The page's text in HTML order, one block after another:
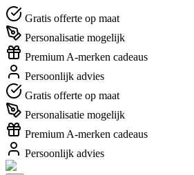
Gratis offerte op maat
Personalisatie mogelijk
Premium A-merken cadeaus
Persoonlijk advies
Gratis offerte op maat
Personalisatie mogelijk
Premium A-merken cadeaus
Persoonlijk advies